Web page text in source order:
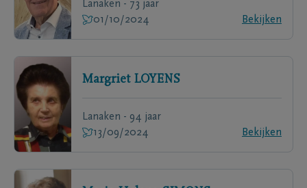
Lanaken - 73 jaar
01/10/2024
Bekijken
Margriet LOYENS
Lanaken - 94 jaar
13/09/2024
Bekijken